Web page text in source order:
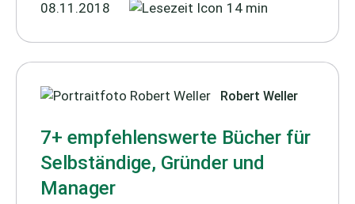
08.11.2018 14 min
Robert Weller
7+ empfehlenswerte Bücher für
Selbständige, Gründer und
Manager